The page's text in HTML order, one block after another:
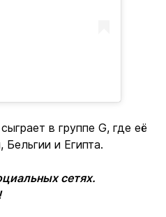
в группе G, где её
и Египта.
сетях.